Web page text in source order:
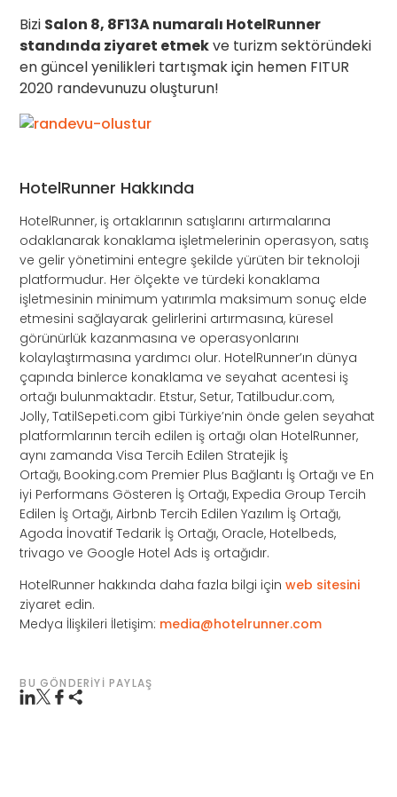
Bizi Salon 8, 8F13A numaralı HotelRunner
standında ziyaret etmekve turizm sektöründeki
en güncel yenilikleri tartışmak için hemen FITUR
2020 randevunuzu oluşturun!
HotelRunner Hakkında
HotelRunner, iş ortaklarının satışlarını artırmalarına
odaklanarak konaklama işletmelerinin operasyon, satış
ve gelir yönetimini entegre şekilde yürüten bir teknoloji
platformudur. Her ölçekte ve türdeki konaklama
işletmesinin minimum yatırımla maksimum sonuç elde
etmesini sağlayarak gelirlerini artırmasına, küresel
görünürlük kazanmasına ve operasyonlarını
kolaylaştırmasına yardımcı olur. HotelRunner’ın dünya
çapında binlerce konaklama ve seyahat acentesi iş
ortağı bulunmaktadır. Etstur, Setur, Tatilbudur.com,
Jolly, TatilSepeti.com gibi Türkiye’nin önde gelen seyahat
platformlarının tercih edilen iş ortağı olan HotelRunner,
aynı zamanda Visa Tercih Edilen Stratejik İş
Ortağı, Booking.com Premier Plus Bağlantı İş Ortağı ve En
iyi Performans Gösteren İş Ortağı, Expedia Group Tercih
Edilen İş Ortağı, Airbnb Tercih Edilen Yazılım İş Ortağı,
Agoda İnovatif Tedarik İş Ortağı, Oracle, Hotelbeds,
trivago ve Google Hotel Ads iş ortağıdır.
HotelRunner hakkında daha fazla bilgi içinweb sitesini
ziyaret edin.
Medya İlişkileri İletişim: media@hotelrunner.com
BU GÖNDERIYI PAYLAŞ